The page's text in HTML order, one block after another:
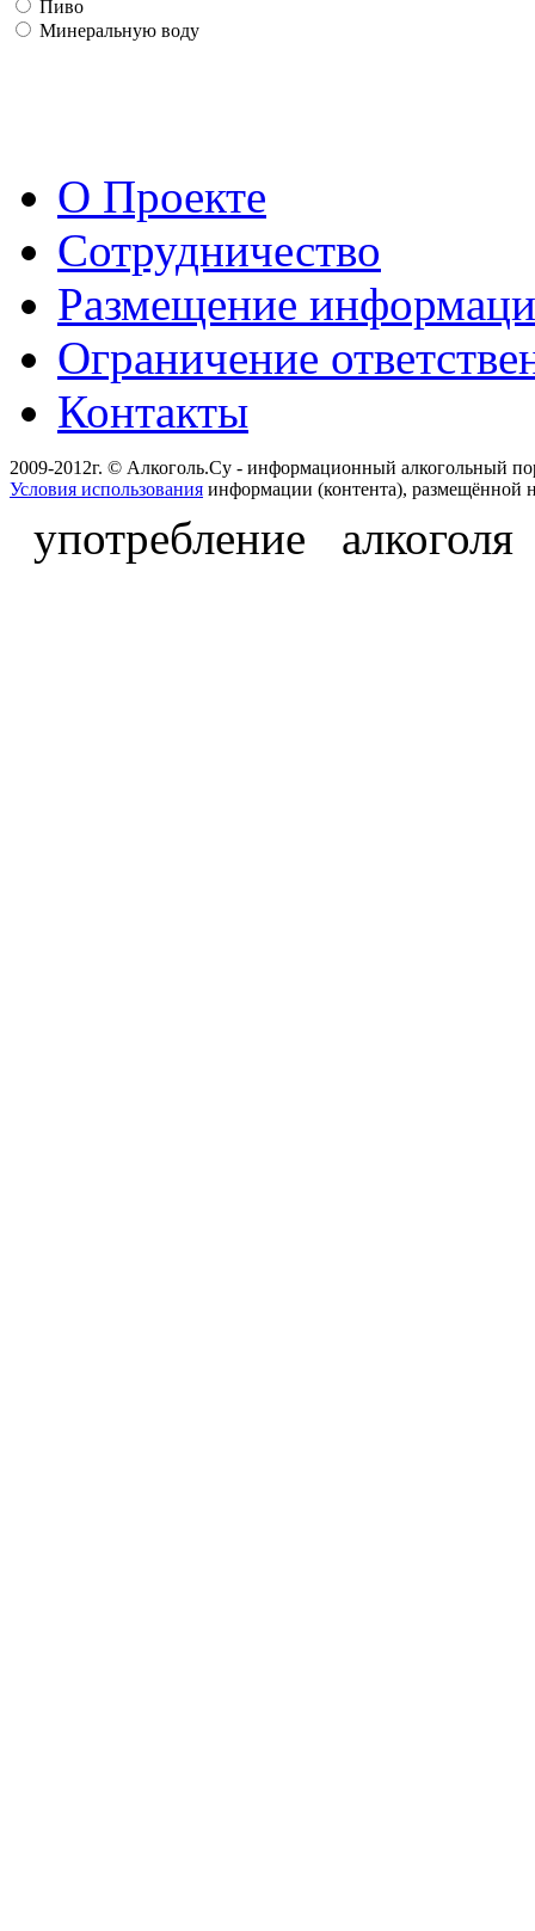
Пиво
Минеральную воду
О Проекте
Сотрудничество
Размещение
Ограничение
Контакты
2009-2012г. © Алкоголь.Су - информационный алкогольный
Условия использования информации (контента), размещённой
употребление